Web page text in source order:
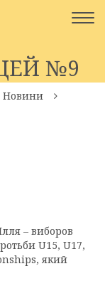
№9
Новини
– виборов
U15, U17,
який